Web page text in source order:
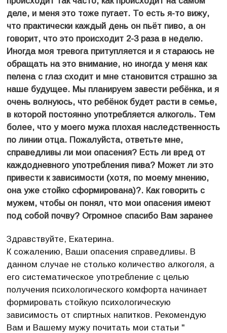
деле, и меня это тоже пугает. То есть я-то вижу,
что практически каждый день он пьёт пиво, а он
говорит, что это происходит 2-3 раза в неделю.
Иногда моя тревога притупляется и я стараюсь не
обращать на это внимание, но иногда у меня как
пелена с глаз сходит и мне становится страшно за
наше будущее. Мы планируем завести ребёнка, и я
очень волнуюсь, что ребёнок будет расти в семье,
в которой постоянно употребляется алкоголь. Тем
более, что у моего мужа плохая наследственность
по линии отца. Пожалуйста, ответьте мне,
справедливы ли мои опасения? Есть ли вред от
каждодневного употребления пива? Может ли это
привести к зависимости (хотя, по моему мнению,
она уже стойко сформирована)?. Как говорить с
мужем, чтобы он понял, что мои опасения имеют
под собой почву? Огромное спасибо Вам заранее
Здравствуйте, Екатерина.
К сожалению, Ваши опасения справедливы. В
данном случае не столько количество алкоголя, а
его систематическое употребление с целью
получения психологического комфорта начинает
формировать стойкую психологическую
зависимость от спиртных напитков. Рекомендую
Вам и Вашему мужу почитать мои статьи "